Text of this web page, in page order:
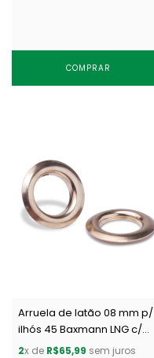
COMPRAR
Arruela de latão 08 mm p/
ilhós 45 Baxmann LNG c/
1000 un
2x de R$65,99 sem juros